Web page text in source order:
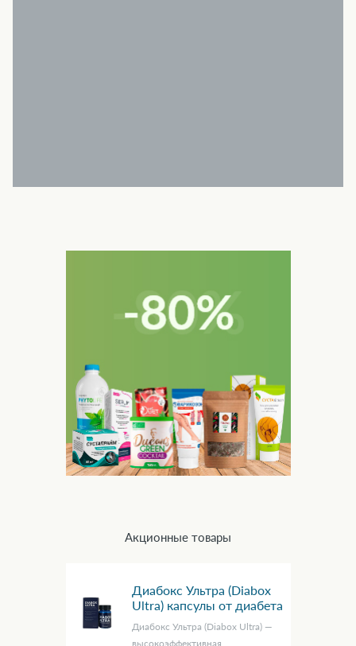
Акционные товары
Диабокс Ультра (Diabox
Ultra) капсулы от диабета
Диабокс Ультра (Diabox Ultra) —
высокоэффективная